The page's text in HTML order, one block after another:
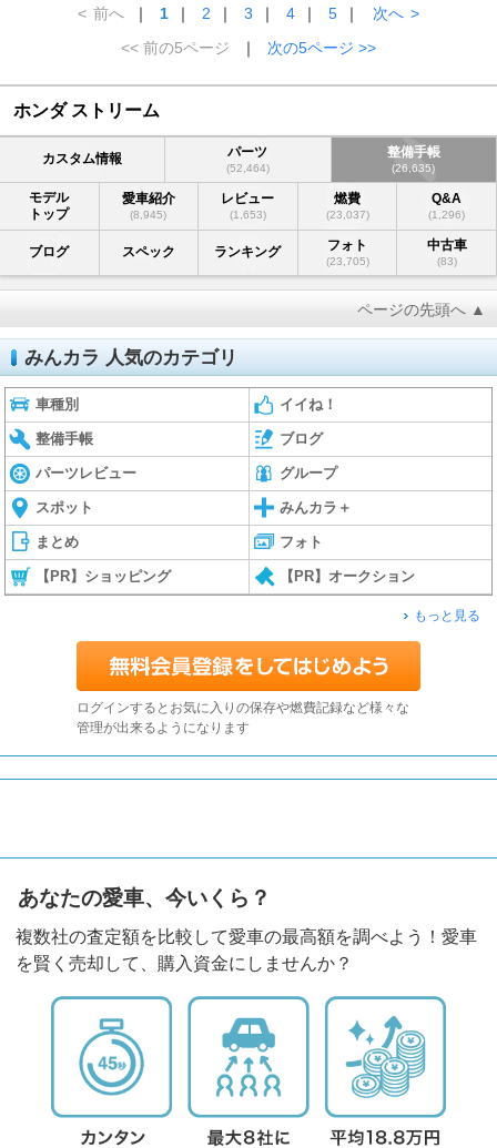
< 前へ ｜ 1 ｜ 2 ｜ 3 ｜ 4 ｜ 5 ｜ 次へ >
<< 前の5ページ
｜ 次の5ページ >>
ホンダ ストリーム
カスタム情報 パーツ
(52,464)
整備手帳
(26,635)
モデル
トップ
愛車紹介
(8,945)
レビュー
(1,653)
燃費
(23,037)
Q&A
(1,296)
ブログ スペック ランキング フォト
(23,705)
中古車
(83)
ページの先頭へ ▲
みんカラ 人気のカテゴリ
車種別 イイね！
整備手帳 ブログ
パーツレビュー グループ
スポット みんカラ＋
まとめ フォト
【PR】ショッピング 【PR】オークション
もっと見る
ログインするとお気に入りの保存や燃費記録など様々な
管理が出来るようになります
あなたの愛車、今いくら？
複数社の査定額を比較して愛車の最高額を調べよう！愛車
を賢く売却して、購入資金にしませんか？